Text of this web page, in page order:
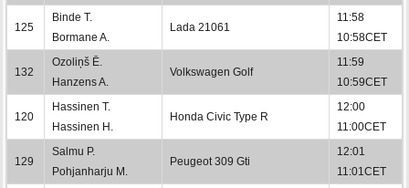
125
Binde T.
Bormane A.
Lada 21061
11:58
10:58CET
132
Ozoliņš Ē.
Hanzens A.
Volkswagen Golf
11:59
10:59CET
120
Hassinen T.
Hassinen H.
Honda Civic Type R
12:00
11:00CET
129
Salmu P.
Pohjanharju M.
Peugeot 309 Gti
12:01
11:01CET